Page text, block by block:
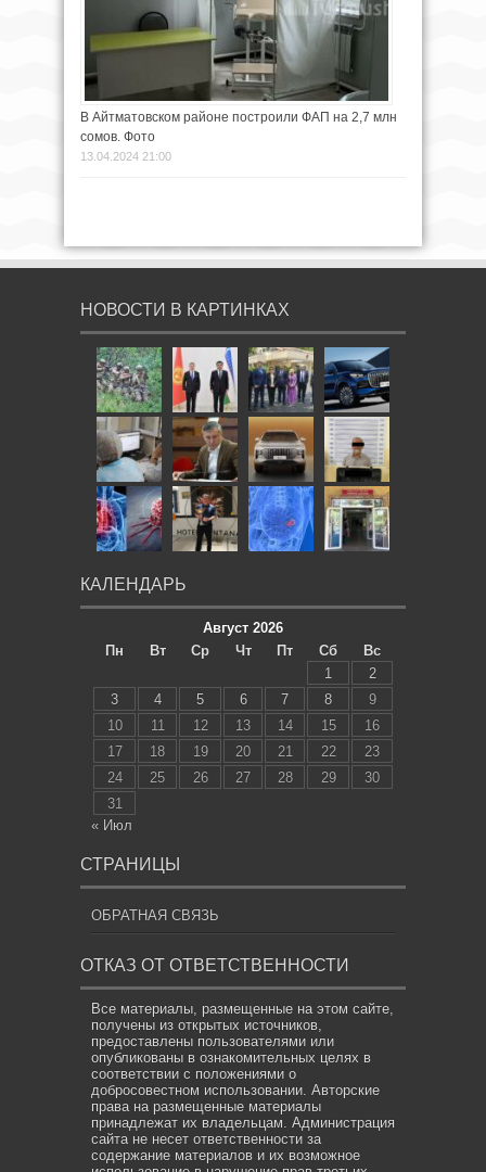
В Айтматовском районе построили ФАП на 2,7 млн
сомов. Фото
13.04.2024 21:00
НОВОСТИ В КАРТИНКАХ
КАЛЕНДАРЬ
Август 2026
Пн
Вт Ср Чт Пт Сб
Вс
1
2
3
4 5 6 7 8
9
10
11 12 13 14 15
16
17
18 19 20 21 22
23
24
25 26 27 28 29
30
31
« Июл
СТРАНИЦЫ
ОБРАТНАЯ СВЯЗЬ
ОТКАЗ ОТ ОТВЕТСТВЕННОСТИ
Все материалы, размещенные на этом сайте,
получены из открытых источников,
предоставлены пользователями или
опубликованы в ознакомительных целях в
соответствии с положениями о
добросовестном использовании. Авторские
права на размещенные материалы
принадлежат их владельцам. Администрация
сайта не несет ответственности за
содержание материалов и их возможное